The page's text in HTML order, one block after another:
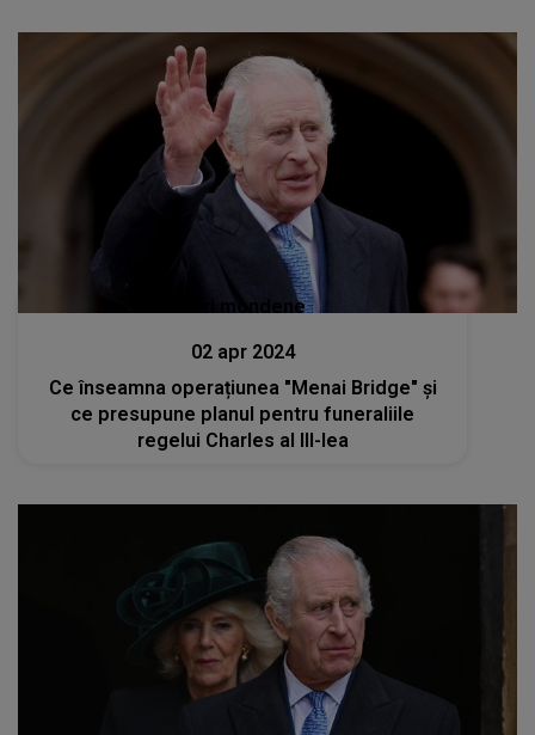
Stiri mondene
02 apr 2024
Ce înseamna operațiunea "Menai Bridge" și
ce presupune planul pentru funeraliile
regelui Charles al III-lea